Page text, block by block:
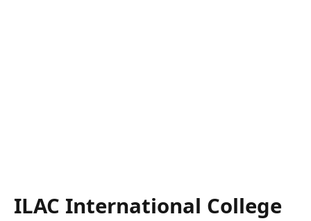
ILAC International College